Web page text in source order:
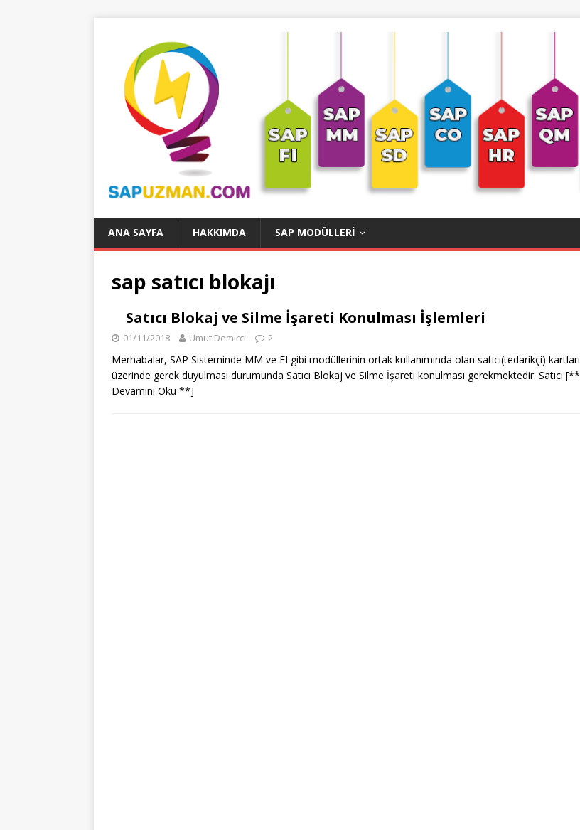
ANA SAYFA HAKKIMDA SAP MODÜLLERI
sap satıcı blokajı
Satıcı Blokaj ve Silme İşareti Konulması İşlemleri
01/11/2018 Umut Demirci 2
Merhabalar, SAP Sisteminde MM ve FI gibi modüllerinin ortak kullanımında olan satıcı(tedarikçi) kartları
üzerinde gerek duyulması durumunda Satıcı Blokaj ve Silme İşareti konulması gerekmektedir. Satıcı [**
Devamını Oku **]